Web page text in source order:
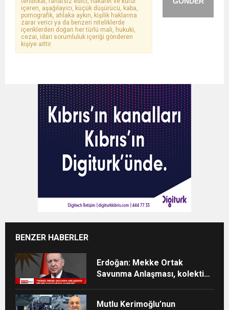
içeren, aşağılayıcı, küçük düşürücü, kaba,
pornografik, ahlaka aykırı, kişilik haklarına
zarar verici ya da benzeri niteliklerde
içeriklerden doğan her türlü mali, hukuki,
cezai, idari sorumluluk içeriği gönderen
kişiye aittir.
BENZER HABERLER
Erdoğan: Mekke Ortak
Savunma Anlaşması, kolektif
Mutlu Kerimoğlu’nun